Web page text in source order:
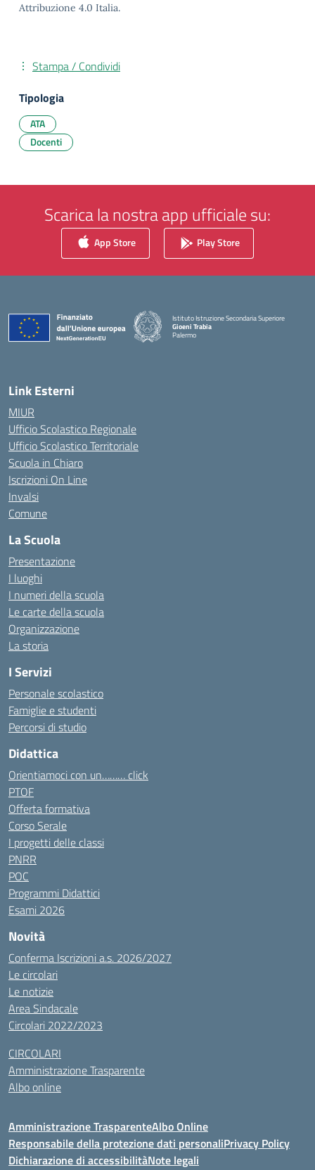
Attribuzione 4.0 Italia.
Stampa / Condividi
Tipologia
ATA
Docenti
Scarica la nostra app ufficiale su:
App Store Play Store
Istituto Istruzione Secondaria Superiore
Gioeni Trabia
Palermo
Link Esterni
MIUR
Ufficio Scolastico Regionale
Ufficio Scolastico Territoriale
Scuola in Chiaro
Iscrizioni On Line
Invalsi
Comune
La Scuola
Presentazione
I luoghi
I numeri della scuola
Le carte della scuola
Organizzazione
La storia
I Servizi
Personale scolastico
Famiglie e studenti
Percorsi di studio
Didattica
Orientiamoci con un……… click
PTOF
Offerta formativa
Corso Serale
I progetti delle classi
PNRR
POC
Programmi Didattici
Esami 2026
Novità
Conferma Iscrizioni a.s. 2026/2027
Le circolari
Le notizie
Area Sindacale
Circolari 2022/2023
CIRCOLARI
Amministrazione Trasparente
Albo online
Amministrazione TrasparenteAlbo Online
Responsabile della protezione dati personaliPrivacy Policy
Dichiarazione di accessibilitàNote legali